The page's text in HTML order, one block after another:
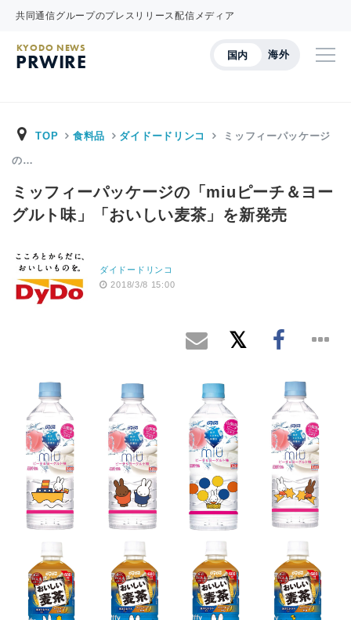
共同通信グループのプレスリリース配信メディア
国内 海外
KYODO NEWS
PRWIRE
TOP 食料品 ダイドードリンコ ミッフィーパッケージ
の…
ミッフィーパッケージの「miuピーチ＆ヨー
グルト味」「おいしい麦茶」を新発売
ダイドードリンコ
2018/3/8 15:00